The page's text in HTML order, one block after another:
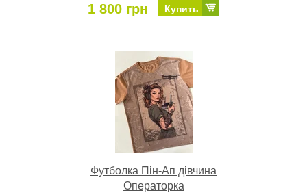
1 800 грн Купить
Футболка Пін-Ап дівчина
Операторка